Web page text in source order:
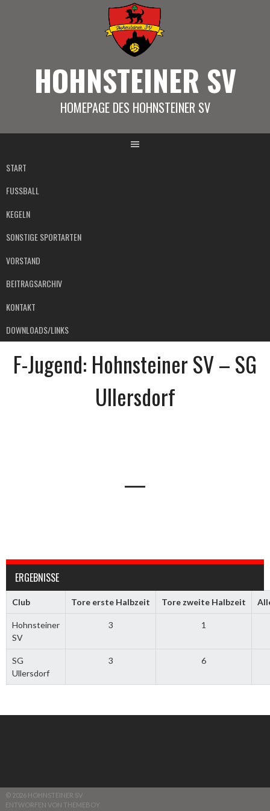
HOHNSTEINER SV
HOMEPAGE DES HOHNSTEINER SV
START
FUSSBALL
KEGELN
SONSTIGE SPORTARTEN
VORSTAND
BEITRAGSARCHIV
KONTAKT
DOWNLOADS/LINKS
F-Jugend: Hohnsteiner SV – SG
Ullersdorf
—
ERGEBNISSE
Club Tore erste Halbzeit Tore zweite Halbzeit
Hohnsteiner
SV
3 1
SG
Ullersdorf
3 6
© 2026 HOHNSTEINER SV
ENTWORFEN VON THEMEBOY